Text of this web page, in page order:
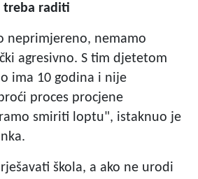
treba raditi
neprimjereno, nemamo
agresivno. S tim djetetom
ima 10 godina i nije
proces procjene
smiriti loptu", istaknuo je
škola, a ako ne urodi